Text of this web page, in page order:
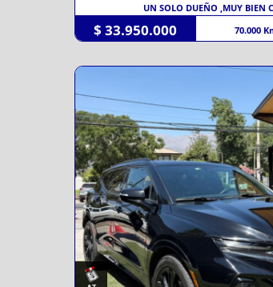
UN SOLO DUEÑO ,MUY BIEN
$ 33.950.000 70.000